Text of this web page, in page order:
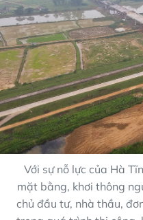
Với sự nỗ lực của Hà
mặt bằng, khơi thông
chủ đầu tư, nhà thầu,